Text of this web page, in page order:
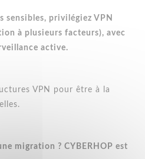
sensibles, privilégiez VPN
à plusieurs facteurs), avec
active.
VPN pour être à la
migration ? CYBERHOP est